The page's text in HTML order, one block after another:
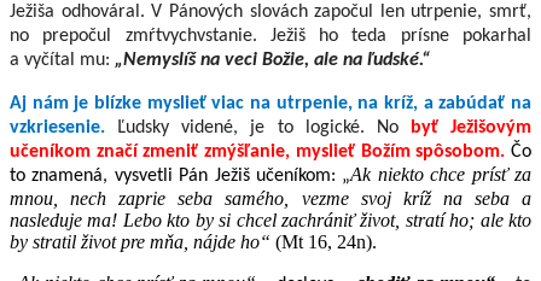
Ježiša odhováral. V Pánových slovách započul len utrpenie, smrť,
no prepočul zmŕtvychvstanie. Ježiš ho teda prísne pokarhal
a vyčítal mu: „Nemyslíš na veci Božie, ale na ľudské.“
Aj nám je blízke myslieť viac na utrpenie, na kríž, a zabúdať na
vzkriesenie.
Ľudsky videné, je to logické. No
byť Ježišovým
učeníkom značí zmeniť zmýšľanie, myslieť Božím spôsobom. Čo
to znamená, vysvetli Pán Ježiš učeníkom: „Ak niekto chce prísť za
mnou, nech zaprie seba samého, vezme svoj kríž na seba a
nasleduje ma! Lebo kto by si chcel zachrániť život, stratí ho; ale kto
by stratil život pre mňa, nájde ho“ (Mt 16, 24n).